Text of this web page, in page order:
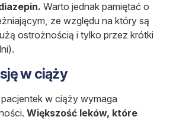
Warto jednak pamiętać o
ze względu na który są
ostrożnością i tylko przez krótki
w ciąży
w ciąży wymaga
Większość leków, które